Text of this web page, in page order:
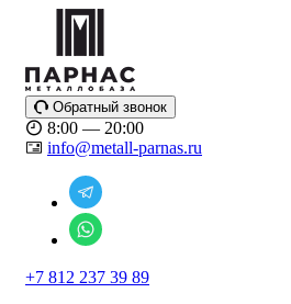
Обратный звонок
8:00 — 20:00
info@metall-parnas.ru
+7 812 237 39 89